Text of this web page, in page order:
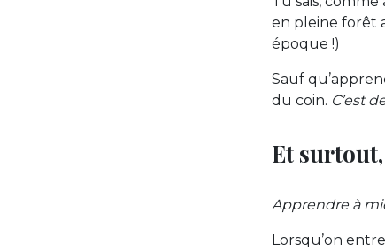
en pleine forêt
époque !)
Sauf
du coin. C’est
Et surtout,
Apprendre à
Lorsqu’on